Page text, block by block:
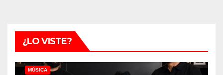
¿LO VISTE?
MÚSICA